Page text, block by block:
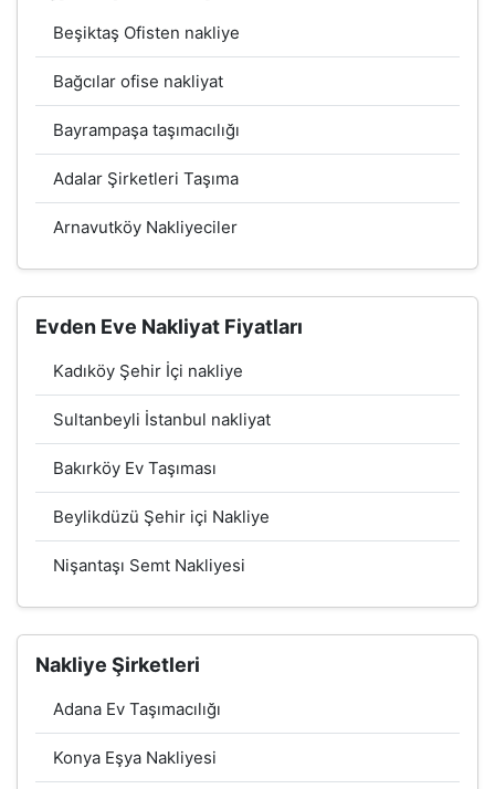
Beşiktaş Ofisten nakliye
Bağcılar ofise nakliyat
Bayrampaşa taşımacılığı
Adalar Şirketleri Taşıma
Arnavutköy Nakliyeciler
Evden Eve Nakliyat Fiyatları
Kadıköy Şehir İçi nakliye
Sultanbeyli İstanbul nakliyat
Bakırköy Ev Taşıması
Beylikdüzü Şehir içi Nakliye
Nişantaşı Semt Nakliyesi
Nakliye Şirketleri
Adana Ev Taşımacılığı
Konya Eşya Nakliyesi